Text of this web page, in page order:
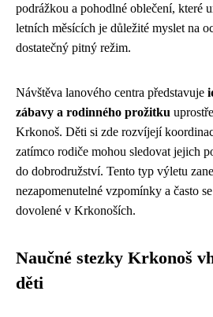
podrážkou a pohodlné oblečení, které
letních měsících je důležité myslet na
dostatečný pitný režim.
Návštěva lanového centra představuje
zábavy a rodinného prožitku
Krkonoš. Děti si zde rozvíjejí
zatímco rodiče mohou sledovat jejich
do dobrodružství. Tento typ výletu
nezapomenutelné vzpomínky a často
dovolené v Krkonoších.
Naučné stezky Krkonoš
děti